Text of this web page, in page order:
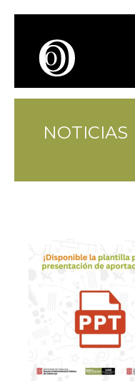
NOTICIAS